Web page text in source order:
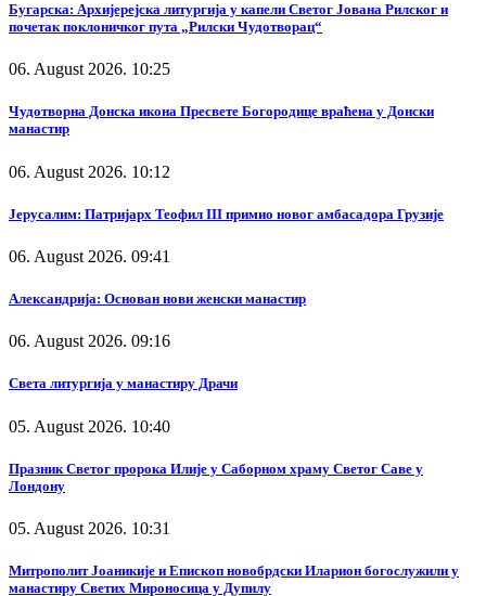
Бугарска: Архијерејска литургија у капели Светог Јована Рилског и
почетак поклоничког пута „Рилски Чудотворац“
06. August 2026. 10:25
Чудотворна Донска икона Пресвете Богородице враћена у Донски
манастир
06. August 2026. 10:12
Јерусалим: Патријарх Теофил III примио новог амбасадора Грузије
06. August 2026. 09:41
Александрија: Основан нови женски манастир
06. August 2026. 09:16
Света литургија у манастиру Драчи
05. August 2026. 10:40
Празник Светог пророка Илије у Саборном храму Светог Саве у
Лондону
05. August 2026. 10:31
Митрополит Јоаникије и Епископ новобрдски Иларион богослужили у
манастиру Светих Мироносица у Дупилу